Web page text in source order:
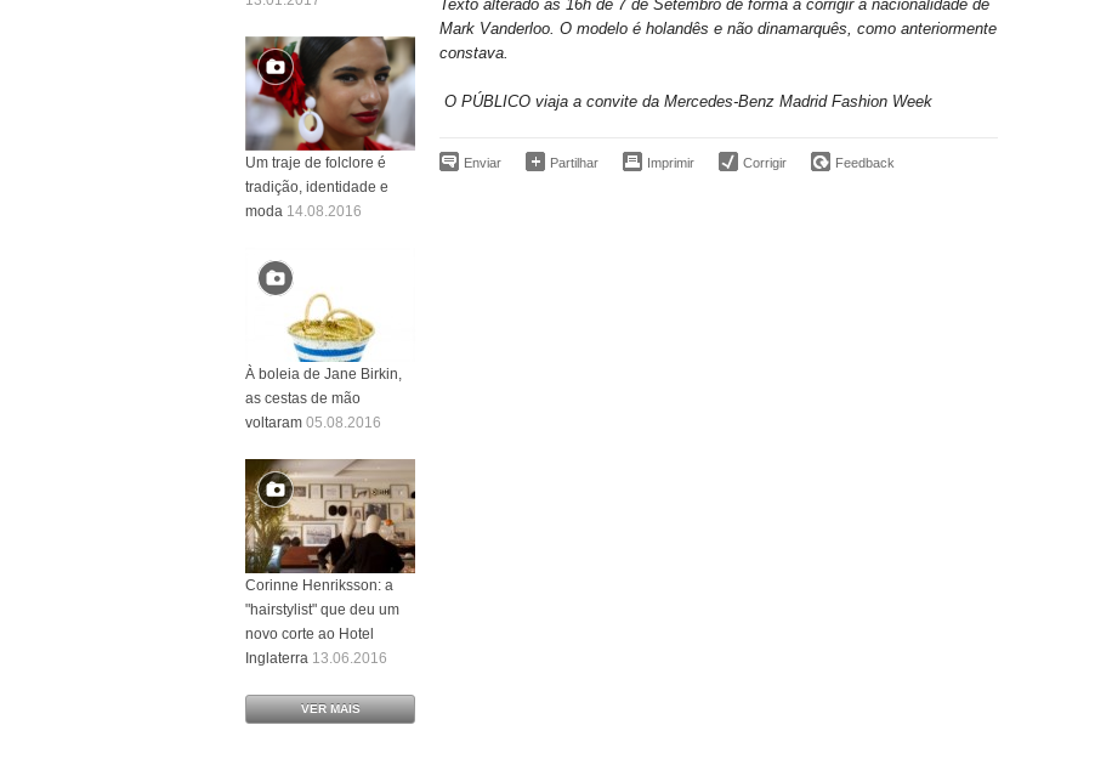
Texto alterado às 16h de 7 de Setembro de forma a corrigir a nacionalidade de
Mark Vanderloo. O modelo é holandês e não dinamarquês, como anteriormente
constava.
O PÚBLICO viaja a convite da Mercedes-Benz Madrid Fashion Week
Enviar Partilhar Imprimir Corrigir Feedback
Um traje de folclore é
tradição, identidade e
moda 14.08.2016
À boleia de Jane Birkin,
as cestas de mão
voltaram 05.08.2016
Corinne Henriksson: a
"hairstylist" que deu um
novo corte ao Hotel
Inglaterra 13.06.2016
VER MAIS